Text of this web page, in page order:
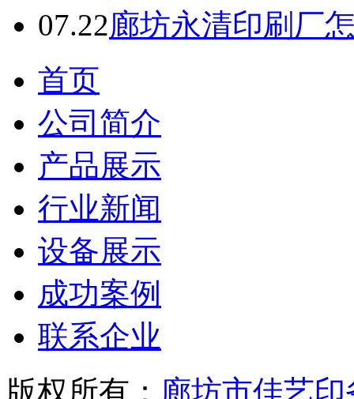
肥
设
东
莞
机
肥
设
山
有
机
肥
设
备
中
有
机
设
07.22廊坊永清印刷厂
首页
公司简介
产品展示
行业新闻
设备展示
成功案例
联系企业
版权所有： 廊坊市佳艺